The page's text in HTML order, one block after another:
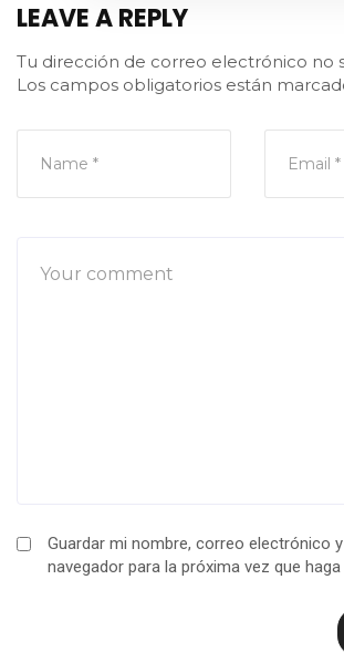
LEAVE A REPLY
Tu dirección de correo electrónico no
Los campos obligatorios están
Guardar mi nombre, correo electrónico
navegador para la próxima vez que